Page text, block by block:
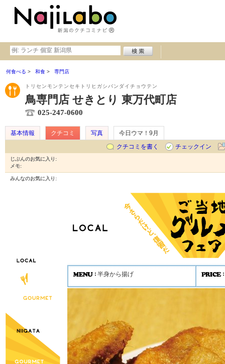
何食べる 和食 専門店
トリセンモンテンセキトリヒガシバンダイチョウテン
鳥専門店 せきとり 東万代町店
025-247-0600
基本情報 クチコミ 写真
今日ウマ！9月
クチコミを書く
チェックイン
じぶんのお気に入り:
メモ:
みんなのお気に入り:
半身から揚げ